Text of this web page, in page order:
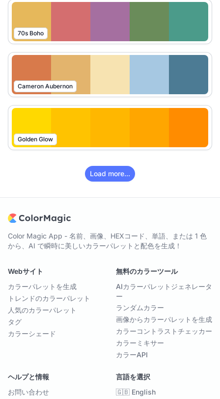
70s Boho
Cameron Aubernon
Golden Glow
Load more...
Color Magic App - 名前、画像、HEXコード、単語、または 1 色
から、AI で瞬時に美しいカラーパレットと配色を生成！
Webサイト
カラーパレットを生成
トレンドのカラーパレット
人気のカラーパレット
タグ
カラーシェード
無料のカラーツール
AIカラーパレットジェネレータ
ー
ランダムカラー
画像からカラーパレットを生成
カラーコントラストチェッカー
カラーミキサー
カラーAPI
ヘルプと情報
お問い合わせ
言語を選択
🇬🇧 English